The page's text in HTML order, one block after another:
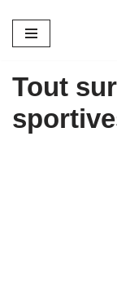
Aller
contenu
Tout